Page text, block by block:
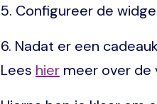
5. Configureer de
6. Nadat er een
Lees hier meer over de